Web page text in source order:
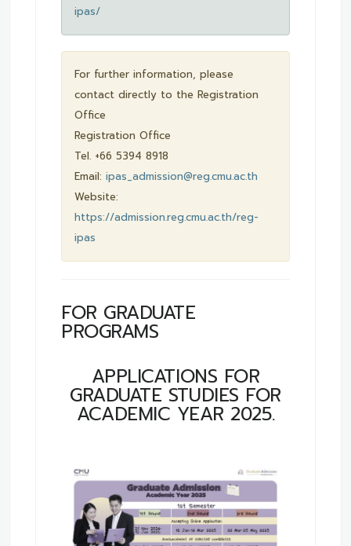
ipas/
For further information, please
contact directly to the Registration
Office
Registration Office
Tel. +66 5394 8918
Email: ipas_admission@reg.cmu.ac.th
Website:
https://admission.reg.cmu.ac.th/reg-
ipas
FOR GRADUATE
PROGRAMS
APPLICATIONS FOR
GRADUATE STUDIES FOR
ACADEMIC YEAR 2025.